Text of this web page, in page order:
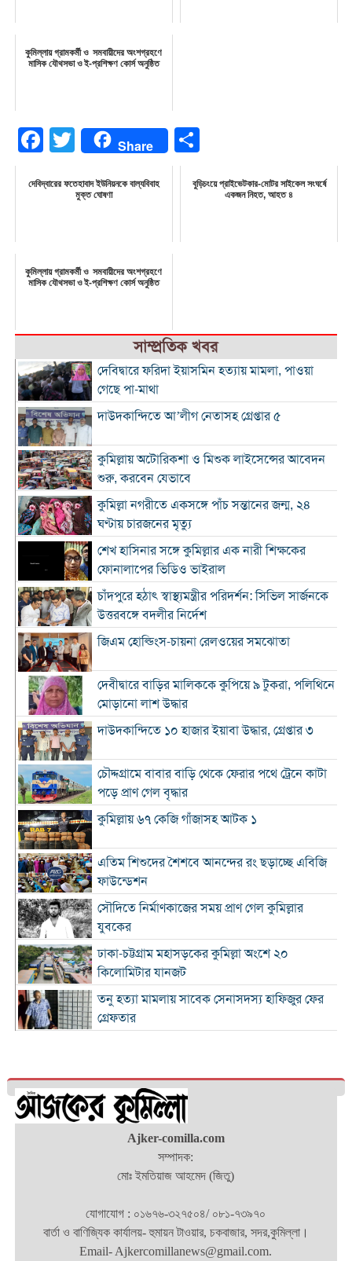
কুমিল্লায় গ্রামকর্মী ও সমবায়ীদের অংশগ্রহণে
মাসিক যৌথসভা ও ই-প্রশিক্ষণ কোর্স অনুষ্ঠিত
Facebook
Twitter Share
দেবিদ্বারের ফতেহাবাদ ইউনিয়নকে বাল্যবিবাহ
মুক্ত ঘোষণা
বুড়িচংয়ে প্রাইভেটকার-মোটর সাইকেল সংঘর্ষে
একজন নিহত, আহত ৪
কুমিল্লায় গ্রামকর্মী ও সমবায়ীদের অংশগ্রহণে
মাসিক যৌথসভা ও ই-প্রশিক্ষণ কোর্স অনুষ্ঠিত
সাম্প্রতিক খবর
দেবিদ্বারে ফরিদা ইয়াসমিন হত্যায় মামলা, পাওয়া
গেছে পা-মাথা
দাউদকান্দিতে আ’লীগ নেতাসহ গ্রেপ্তার ৫
কুমিল্লায় অটোরিকশা ও মিশুক লাইসেন্সের আবেদন
শুরু, করবেন যেভাবে
কুমিল্লা নগরীতে একসঙ্গে পাঁচ সন্তানের জন্ম, ২৪
ঘণ্টায় চারজনের মৃত্যু
শেখ হাসিনার সঙ্গে কুমিল্লার এক নারী শিক্ষকের
ফোনালাপের ভিডিও ভাইরাল
চাঁদপুরে হঠাৎ স্বাস্থ্যমন্ত্রীর পরিদর্শন: সিভিল সার্জনকে
উত্তরবঙ্গে বদলীর নির্দেশ
জিএম হোল্ডিংস-চায়না রেলওয়ের সমঝোতা
দেবীদ্বারে বাড়ির মালিককে কুপিয়ে ৯ টুকরা, পলিথিনে
মোড়ানো লাশ উদ্ধার
দাউদকান্দিতে ১০ হাজার ইয়াবা উদ্ধার, গ্রেপ্তার ৩
চৌদ্দগ্রামে বাবার বাড়ি থেকে ফেরার পথে ট্রেনে কাটা
পড়ে প্রাণ গেল বৃদ্ধার
কুমিল্লায় ৬৭ কেজি গাঁজাসহ আটক ১
এতিম শিশুদের শৈশবে আনন্দের রং ছড়াচ্ছে এবিজি
ফাউন্ডেশন
সৌদিতে নির্মাণকাজের সময় প্রাণ গেল কুমিল্লার
যুবকের
ঢাকা-চট্টগ্রাম মহাসড়কের কুমিল্লা অংশে ২০
কিলোমিটার যানজট
তনু হত্যা মামলায় সাবেক সেনাসদস্য হাফিজুর ফের
গ্রেফতার
লাকসামে প্রেমের বিয়ের পর পারিবারিক বিরোধ,
যুবকের ঝুলন্ত মরদেহ উদ্ধার
ঢাকা-চট্টগ্রাম মহাসড়কের কুমিল্লা অংশজুড়ে
ধীরগতিতে চলছে যানবাহন : চরম ভোগান্তিতে
কুমিল্লায় নানার বাড়িতে যাওয়ার পথে প্রাণ গেল নারীর
চাঁদপুরে একযোগে ৩১ ইউপি প্রশাসনিক কর্মকর্তার
বদলির আদেশ
Ajker-comilla.com
সম্পাদক:
মোঃ ইমতিয়াজ আহমেদ (জিতু)
যোগাযোগ : ০১৬৭৬-৩২৭৫০৪/ ০৮১-৭৩৯৭০
বার্তা ও বাণিজ্যিক কার্যালয়- হুমায়ন টাওয়ার, চকবাজার, সদর,কুমিল্লা।
Email- Ajkercomillanews@gmail.com.